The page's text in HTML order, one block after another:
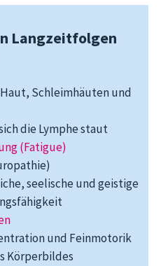
Langzeitfolgen
Schleimhäuten und
die Lymphe staut
(Fatigue)
seelische und geistige
und Feinmotorik
Körperbildes